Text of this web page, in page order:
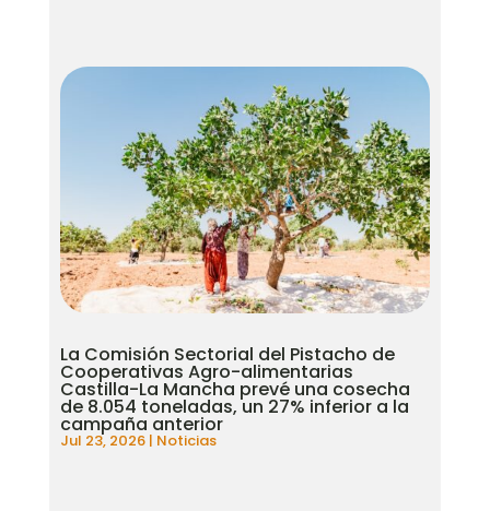
La Comisión Sectorial del Pistacho de
Cooperativas Agro-alimentarias
Castilla-La Mancha prevé una cosecha
de 8.054 toneladas, un 27% inferior a la
campaña anterior
Jul 23, 2026| Noticias